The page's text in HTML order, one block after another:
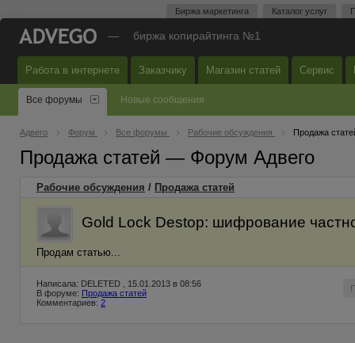
Биржа маркетинга Каталог услуг
— биржа копирайтинга №1
Работа в интернете Заказчику Магазин статей Сервис
Все форумы Новые сообщения
Адвего Форум Все форумы Рабочие обсуждения Продажа
Продажа статей — Форум Адвего
Рабочие обсуждения / Продажа статей
Gold Lock Destop: шифрование
Продам статью...
Написала: DELETED , 15.01.2013 в 08:56
В форуме: Продажа статей
Комментариев: 2